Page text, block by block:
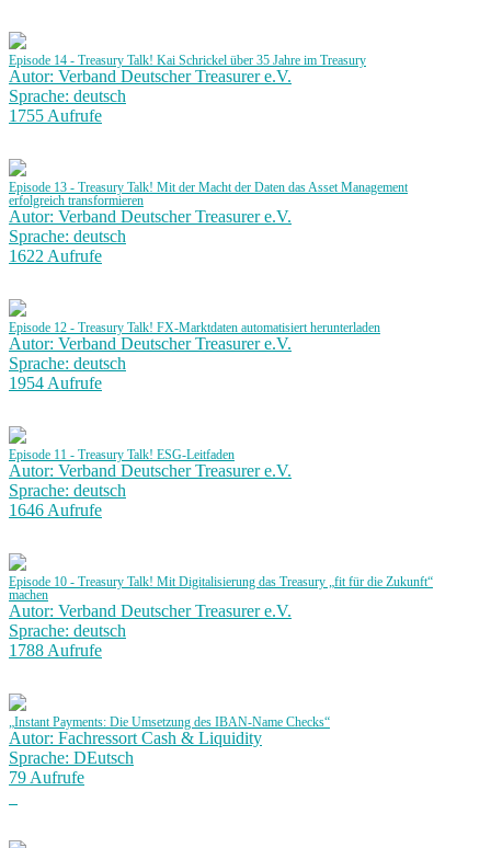
Episode 14 - Treasury Talk! Kai Schrickel über 35 Jahre im Treasury
Autor: Verband Deutscher Treasurer e.V.
Sprache: deutsch
1755 Aufrufe
Episode 13 - Treasury Talk! Mit der Macht der Daten das Asset Management
erfolgreich transformieren
Autor: Verband Deutscher Treasurer e.V.
Sprache: deutsch
1622 Aufrufe
Episode 12 - Treasury Talk! FX-Marktdaten automatisiert herunterladen
Autor: Verband Deutscher Treasurer e.V.
Sprache: deutsch
1954 Aufrufe
Episode 11 - Treasury Talk! ESG-Leitfaden
Autor: Verband Deutscher Treasurer e.V.
Sprache: deutsch
1646 Aufrufe
Episode 10 - Treasury Talk! Mit Digitalisierung das Treasury „fit für die Zukunft“
machen
Autor: Verband Deutscher Treasurer e.V.
Sprache: deutsch
1788 Aufrufe
„Instant Payments: Die Umsetzung des IBAN-Name Checks“
Autor: Fachressort Cash & Liquidity
Sprache: DEutsch
79 Aufrufe